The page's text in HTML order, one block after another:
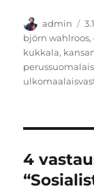
Kirjoittaja
admin
björn wahlroos,
kukkala,
4